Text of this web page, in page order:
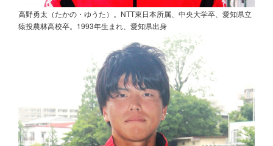
高野勇太（たかの・ゆうた）。NTT東日本所属、中央大学卒、愛知県立
猿投農林高校卒。1993年生まれ、愛知県出身